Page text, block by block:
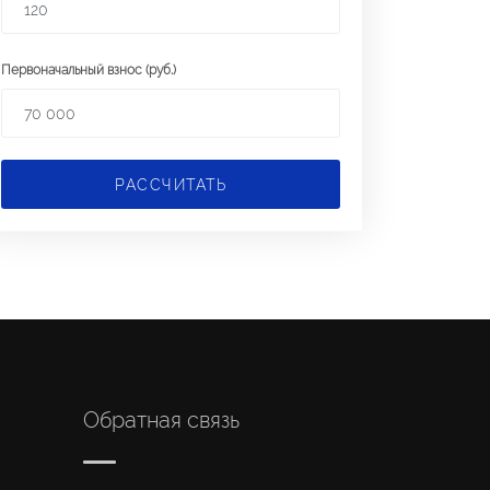
Первоначальный взнос (руб.)
РАССЧИТАТЬ
Обратная связь